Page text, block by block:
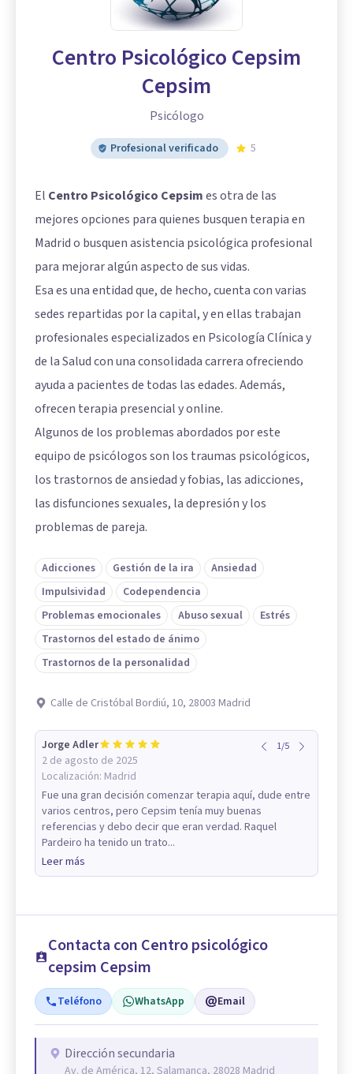
Centro Psicológico Cepsim
Cepsim
Psicólogo
Profesional verificado 5
El Centro Psicológico Cepsimes otra de las
mejores opciones para quienes busquen terapia en
Madrid o busquen asistencia psicológica profesional
para mejorar algún aspecto de sus vidas.
Esa es una entidad que, de hecho, cuenta con varias
sedes repartidas por la capital, y en ellas trabajan
profesionales especializados en Psicología Clínica y
de la Salud con una consolidada carrera ofreciendo
ayuda a pacientes de todas las edades. Además,
ofrecen terapia presencial y online.
Algunos de los problemas abordados por este
equipo de psicólogos son los traumas psicológicos,
los trastornos de ansiedad y fobias, las adicciones,
las disfunciones sexuales, la depresión y los
problemas de pareja.
Adicciones Gestión de la ira
Ansiedad
Impulsividad
Codependencia
Problemas emocionales
Abuso sexual
Estrés
Trastornos del estado de ánimo
Trastornos de la personalidad
Calle de Cristóbal Bordiú, 10, 28003 Madrid
Jorge Adler
2 de agosto de 2025
Localización: Madrid
1/5
Fue una gran decisión comenzar terapia aquí, dude entre
varios centros, pero Cepsim tenía muy buenas
referencias y debo decir que eran verdad. Raquel
Pardeiro ha tenido un trato...
Leer más
Contacta con Centro psicológico
cepsim Cepsim
Teléfono WhatsApp Email
Dirección secundaria